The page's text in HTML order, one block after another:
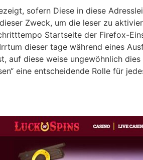
sofern Diese in diese
Zweck, um die leser zu
Startseite der Firefox-
dieser tage während eines
auf diese weise ungewöhnlich
eine entscheidende Rolle für